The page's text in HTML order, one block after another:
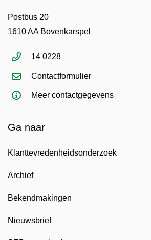
Postbus 20
1610 AA Bovenkarspel
14 0228
Contactformulier
Meer contactgegevens
Ga naar
Klanttevredenheidsonderzoek
Archief
Bekendmakingen
Nieuwsbrief